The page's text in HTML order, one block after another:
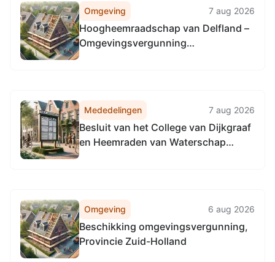
Omgeving 7 aug 2026
Hoogheemraadschap van Delfland –
Omgevingsvergunning
Mededelingen 7 aug 2026
Besluit van het College van Dijkgraaf
en Heemraden van Waterschap
Omgeving 6 aug 2026
Beschikking omgevingsvergunning,
Provincie Zuid-Holland